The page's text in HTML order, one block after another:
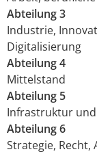
Abteilung 3
Industrie,
Digitalisierung
Abteilung 4
Mittelstand
Abteilung 5
Infrastruktur
Abteilung 6
Strategie,